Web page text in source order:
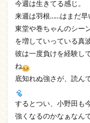
今週は生きてる感じ。
来週は羽根……はまだ早
東堂や巻ちゃんのシー
を増していっている真波
彼は一度負けを経験し
ね
底知れぬ強さが、読ん
するとつい、小野田も
強くなるのかなぁなん